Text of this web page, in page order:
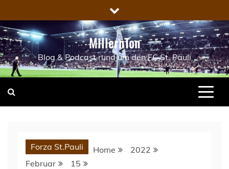
to
content
MillernTon
Blog & Podcast rund um den FC St. Pauli
Forza St.Pauli Home
2022
Februar
15